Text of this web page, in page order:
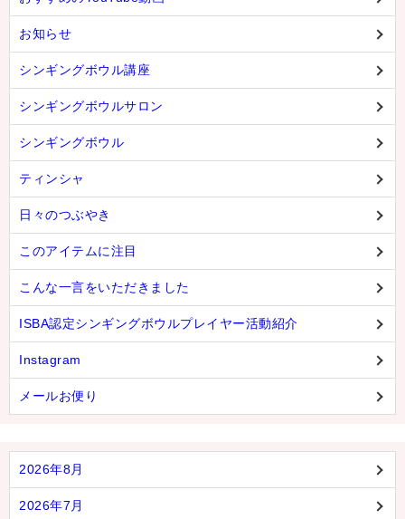
お知らせ
シンギングボウル講座
シンギングボウルサロン
シンギングボウル
ティンシャ
日々のつぶやき
このアイテムに注目
こんな一言をいただきました
ISBA認定シンギングボウルプレイヤー活動紹介
Instagram
メールお便り
2026年8月
2026年7月